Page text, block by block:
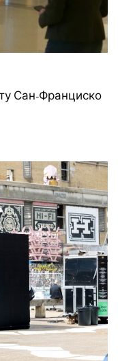
Сан-Франциско